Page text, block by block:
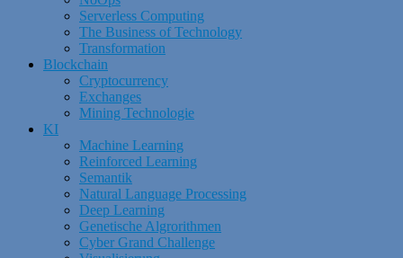
Serverless Computing
The Business of Technology
Transformation
Blockchain
Cryptocurrency
Exchanges
Mining Technologie
KI
Machine Learning
Reinforced Learning
Semantik
Natural Language Processing
Deep Learning
Genetische Algrorithmen
Cyber Grand Challenge